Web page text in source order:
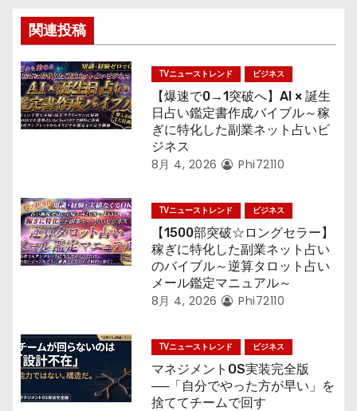
ョ
ン
関連投稿
TVニューストレンド ビジネス
【爆速で0→1突破へ】AI × 誕生
日占い鑑定書作成バイブル～稼
ぎに特化した副業ネット占いビ
ジネス
8月 4, 2026 Phi72110
TVニューストレンド ビジネス
【1500部突破☆ロングセラー】
稼ぎに特化した副業ネット占い
のバイブル～逆算タロット占い
メール鑑定マニュアル～
8月 4, 2026 Phi72110
TVニューストレンド ビジネス
マネジメントOS実装完全版
──「自分でやった方が早い」を
捨ててチームで回す